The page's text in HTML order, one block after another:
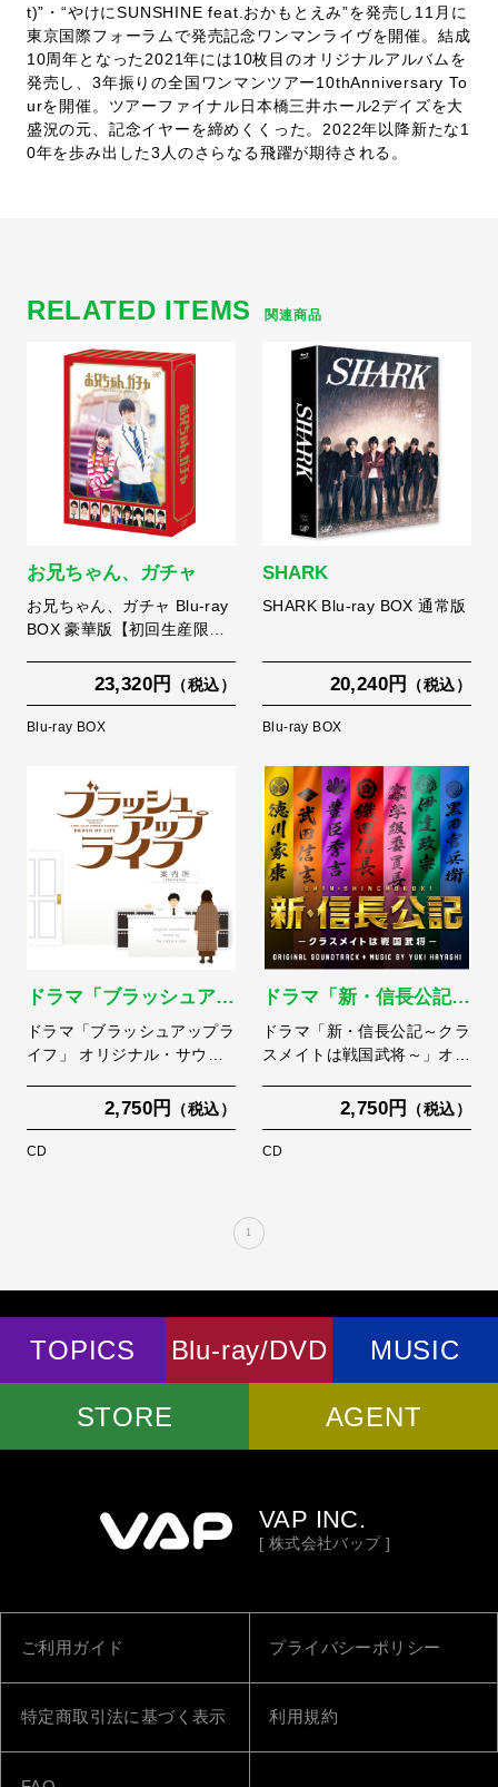
t)”・“やけにSUNSHINE feat.おかもとえみ”を発売し11月に
東京国際フォーラムで発売記念ワンマンライヴを開催。結成
10周年となった2021年には10枚目のオリジナルアルバムを
発売し、3年振りの全国ワンマンツアー10thAnniversary To
urを開催。ツアーファイナル日本橋三井ホール2デイズを大
盛況の元、記念イヤーを締めくくった。2022年以降新たな1
0年を歩み出した3人のさらなる飛躍が期待される。
RELATED ITEMS 関連商品
お兄ちゃん、ガチャ
お兄ちゃん、ガチャ Blu-ray
BOX 豪華版【初回生産限…
23,320円 （税込）
Blu-ray BOX
SHARK
SHARK Blu-ray BOX 通常版
20,240円 （税込）
Blu-ray BOX
ドラマ「ブラッシュア…
ドラマ「ブラッシュアップラ
イフ」 オリジナル・サウ…
2,750円 （税込）
CD
ドラマ「新・信長公記…
ドラマ「新・信長公記～クラ
スメイトは戦国武将～」オ…
2,750円 （税込）
CD
1
TOPICS Blu-ray/DVD MUSIC
STORE AGENT
VAP INC.
[ 株式会社バップ ]
ご利用ガイド プライバシーポリシー
特定商取引法に基づく表示 利用規約